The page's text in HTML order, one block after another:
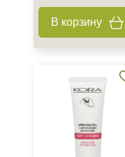
Область применения
В корзину